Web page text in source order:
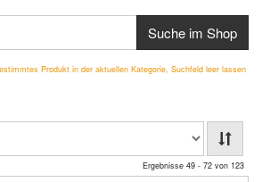
Suche im Shop
Produkt in der aktuellen Kategorie, Suchfeld leer lassen
Ergebnisse 49 - 72 von 123